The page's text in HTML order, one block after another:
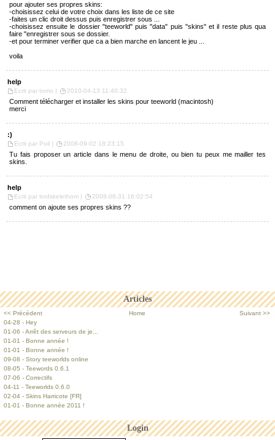
Articles
<< Précédent Home
Suivant >>
04-28 - Hey
01-06 - Arrêt des serveurs de je...
01-01 - Bonne année !
01-01 - Bonne année !
09-08 - Story teeworlds online
08-05 - Teewords 0.6.1
07-06 - Correctifs
04-11 - Teeworlds 0.6.0
02-04 - Skins Harricote [FR]
01-01 - Bonne année 2011 !
Login
pour ajouter ses propres skins:
-choisissez celui de votre choix dans les liste de ce site
-faites un clic droit dessus puis enregistrer sous ...
-choisissez ensuite le dossier "teeworld" puis "data" puis "skins" et il reste plus qua
faire "enregistrer sous se dossier.
-et pour terminer verifier que ca a bien marche en lancent le jeu ...
voila
help
Ecrit par tomo | 2010-04-13 11:40:32
Comment télécharger et installer les skins pour teeworld (macintosh)
merci
:)
Ecrit par Poil | 2008-09-02 18:23:15
Tu fais proposer un article dans le menu de droite, ou bien tu peux me mailler tes
skins.
help
Ecrit par lordskelethom | 2008-08-31 16:02:54
comment on ajoute ses propres skins ??